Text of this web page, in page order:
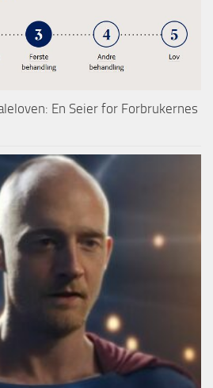
En Seier for Forbrukernes